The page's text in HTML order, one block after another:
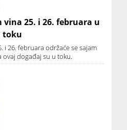
25. i 26. februara u
toku
i 26. februara održaće se sajam
ovaj događaj su u toku.